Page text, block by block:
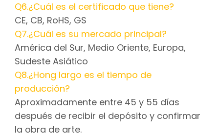
Q6.¿Cuál es el certificado que tiene?
CE, CB, RoHS, GS
Q7.¿Cuál es su mercado principal?
América del Sur, Medio Oriente, Europa,
Sudeste Asiático
Q8.¿Hong largo es el tiempo de
producción?
Aproximadamente entre 45 y 55 días
después de recibir el depósito y confirmar
la obra de arte.